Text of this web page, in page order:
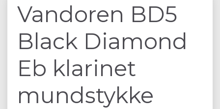
Vandoren BD5
Black Diamond
Eb klarinet
mundstykke